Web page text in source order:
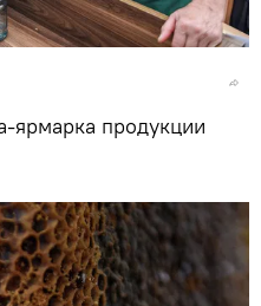
ярмарка продукции